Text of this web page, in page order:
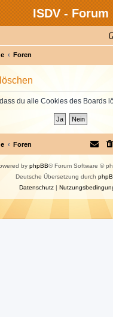
ISDV - Forum
Foren
du alle Cookies des Boards
Foren
by phpBB® Forum Software ©
Deutsche Übersetzung durch
Datenschutz|